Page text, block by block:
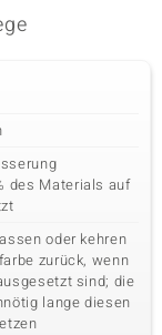
des Materials auf
oder kehren
zurück, wenn
sind; die
lange diesen